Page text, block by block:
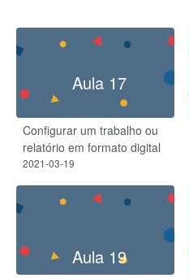
Aula 17
Configurar um trabalho ou
relatório em formato digital
2021-03-19
Aula 19